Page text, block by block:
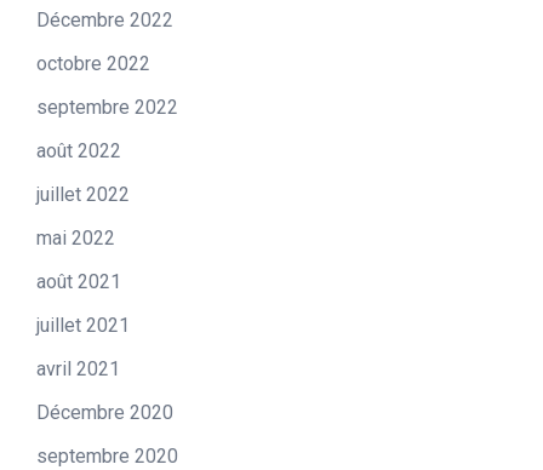
Décembre 2022
octobre 2022
septembre 2022
août 2022
juillet 2022
mai 2022
août 2021
juillet 2021
avril 2021
Décembre 2020
septembre 2020